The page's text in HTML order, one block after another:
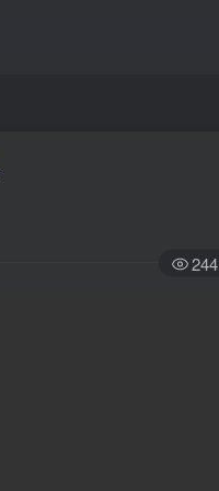
244